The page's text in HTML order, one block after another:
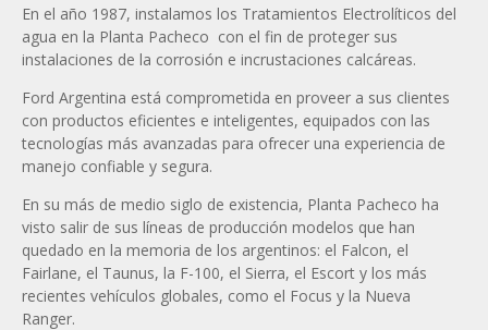
En el año 1987, instalamos los Tratamientos Electrolíticos del
agua en la Planta Pacheco con el fin de proteger sus
instalaciones de la corrosión e incrustaciones calcáreas.
Ford Argentina está comprometida en proveer a sus clientes
con productos eficientes e inteligentes, equipados con las
tecnologías más avanzadas para ofrecer una experiencia de
manejo confiable y segura.
En su más de medio siglo de existencia, Planta Pacheco ha
visto salir de sus líneas de producción modelos que han
quedado en la memoria de los argentinos: el Falcon, el
Fairlane, el Taunus, la F-100, el Sierra, el Escort y los más
recientes vehículos globales, como el Focus y la Nueva
Ranger.